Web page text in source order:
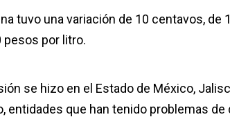
tuvo una variación de 10 centavos,
pesos por litro.
se hizo en el Estado de México,
entidades que han tenido problemas